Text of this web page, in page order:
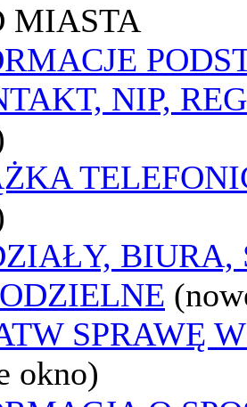
MIASTA
NIP,
BIURA,
SPRAWĘ
okno)